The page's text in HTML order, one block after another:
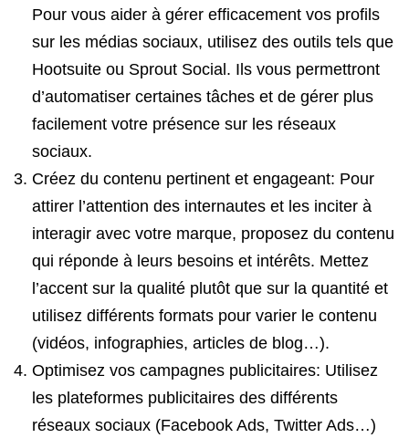
Pour vous aider à gérer efficacement vos profils
sur les médias sociaux, utilisez des outils tels que
Hootsuite ou Sprout Social. Ils vous permettront
d’automatiser certaines tâches et de gérer plus
facilement votre présence sur les réseaux
sociaux.
Créez du contenu pertinent et engageant: Pour
attirer l’attention des internautes et les inciter à
interagir avec votre marque, proposez du contenu
qui réponde à leurs besoins et intérêts. Mettez
l’accent sur la qualité plutôt que sur la quantité et
utilisez différents formats pour varier le contenu
(vidéos, infographies, articles de blog…).
Optimisez vos campagnes publicitaires: Utilisez
les plateformes publicitaires des différents
réseaux sociaux (Facebook Ads, Twitter Ads…)